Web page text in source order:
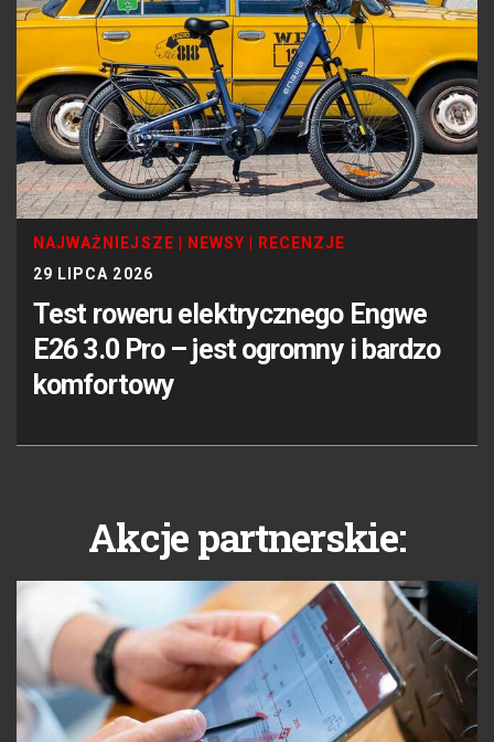
NAJWAŻNIEJSZE NEWSY
RECENZJE
29 LIPCA 2026
Test roweru elektrycznego Engwe
E26 3.0 Pro – jest ogromny i bardzo
komfortowy
Akcje partnerskie: